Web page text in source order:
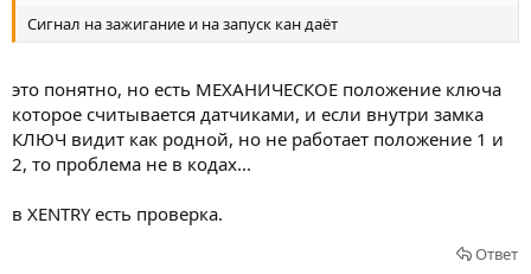
т
ь
з
а
т
ь
п
р
о
Сигнал на зажигание и на запуск кан даёт
это понятно, но есть МЕХАНИЧЕСКОЕ положение ключа
которое считывается датчиками, и если внутри замка
КЛЮЧ видит как родной, но не работает положение 1 и
2, то проблема не в кодах...
в XENTRY есть проверка.
Ответ